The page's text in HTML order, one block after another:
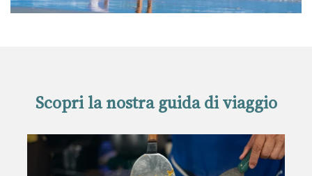
Scopri la nostra guida di viaggio